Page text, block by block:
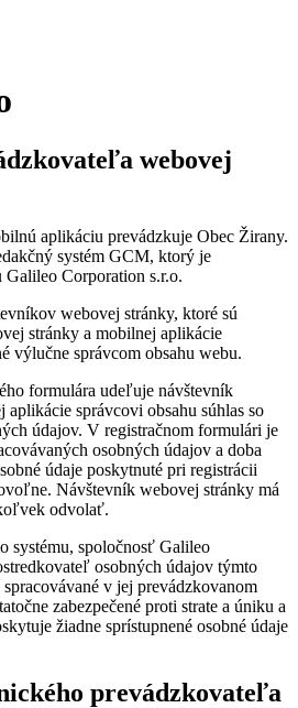
webovej
aplikáciu prevádzkuje Obec Žirany.
systém GCM, ktorý je
Corporation s.r.o.
webovej stránky, ktoré sú
stránky a mobilnej aplikácie
výlučne správcom obsahu webu.
formulára udeľuje návštevník
správcovi obsahu súhlas so
údajov. V registračnom formulári je
osobných údajov a doba
údaje poskytnuté pri registrácii
Návštevník webovej stránky má
odvolať.
systému, spoločnosť Galileo
osobných údajov týmto
v jej prevádzkovanom
zabezpečené proti strate a úniku a
žiadne sprístupnené osobné údaje
prevádzkovateľa